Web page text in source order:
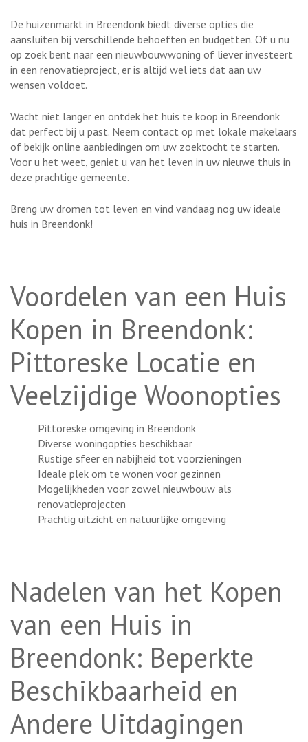
De huizenmarkt in Breendonk biedt diverse opties die
aansluiten bij verschillende behoeften en budgetten. Of u nu
op zoek bent naar een nieuwbouwwoning of liever investeert
in een renovatieproject, er is altijd wel iets dat aan uw
wensen voldoet.
Wacht niet langer en ontdek het huis te koop in Breendonk
dat perfect bij u past. Neem contact op met lokale makelaars
of bekijk online aanbiedingen om uw zoektocht te starten.
Voor u het weet, geniet u van het leven in uw nieuwe thuis in
deze prachtige gemeente.
Breng uw dromen tot leven en vind vandaag nog uw ideale
huis in Breendonk!
Voordelen van een Huis
Kopen in Breendonk:
Pittoreske Locatie en
Veelzijdige Woonopties
Pittoreske omgeving in Breendonk
Diverse woningopties beschikbaar
Rustige sfeer en nabijheid tot voorzieningen
Ideale plek om te wonen voor gezinnen
Mogelijkheden voor zowel nieuwbouw als
renovatieprojecten
Prachtig uitzicht en natuurlijke omgeving
Nadelen van het Kopen
van een Huis in
Breendonk: Beperkte
Beschikbaarheid en
Andere Uitdagingen